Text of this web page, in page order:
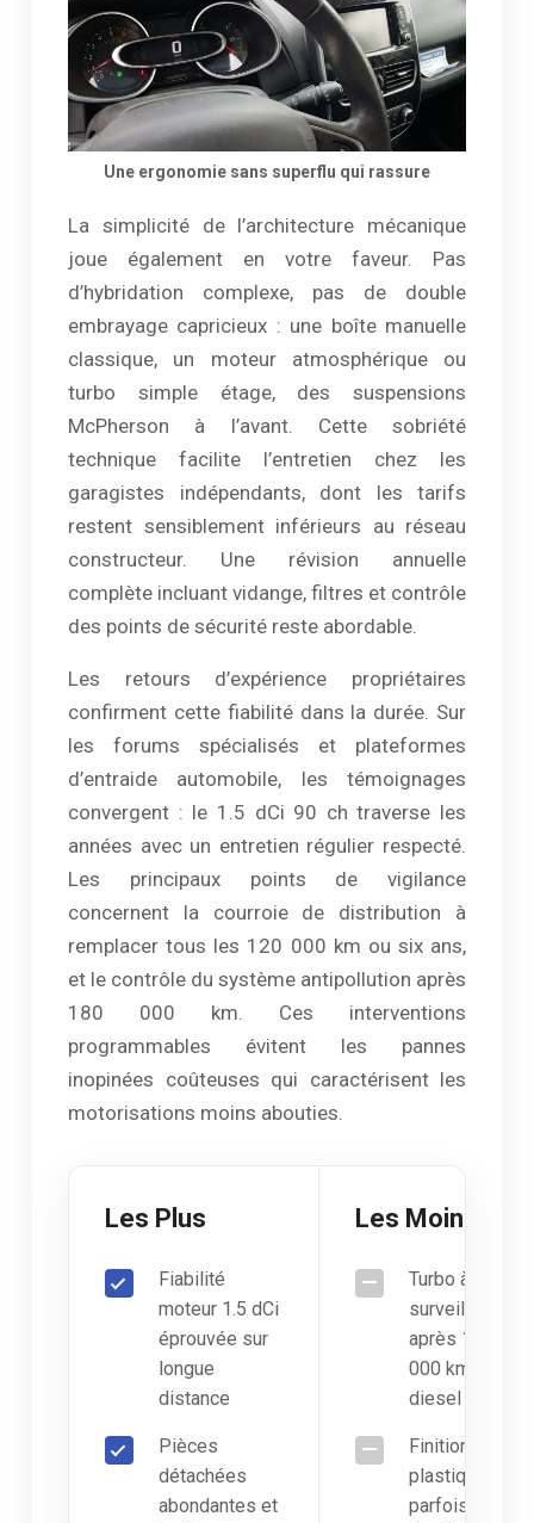
Une ergonomie sans superflu qui rassure
La simplicité de l’architecture mécanique
joue également en votre faveur. Pas
d’hybridation complexe, pas de double
embrayage capricieux : une boîte manuelle
classique, un moteur atmosphérique ou
turbo simple étage, des suspensions
McPherson à l’avant. Cette sobriété
technique facilite l’entretien chez les
garagistes indépendants, dont les tarifs
restent sensiblement inférieurs au réseau
constructeur. Une révision annuelle
complète incluant vidange, filtres et contrôle
des points de sécurité reste abordable.
Les retours d’expérience propriétaires
confirment cette fiabilité dans la durée. Sur
les forums spécialisés et plateformes
d’entraide automobile, les témoignages
convergent : le 1.5 dCi 90 ch traverse les
années avec un entretien régulier respecté.
Les principaux points de vigilance
concernent la courroie de distribution à
remplacer tous les 120 000 km ou six ans,
et le contrôle du système antipollution après
180 000 km. Ces interventions
programmables évitent les pannes
inopinées coûteuses qui caractérisent les
motorisations moins abouties.
Les Plus
Fiabilité
moteur 1.5 dCi
éprouvée sur
longue
distance
Pièces
détachées
abondantes et
Les Moins
Turbo à
surveiller
après 150
000 km sur
diesel
Finitions
plastiques
parfois